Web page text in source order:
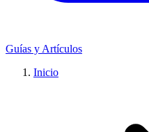
Guías y Artículos
Inicio